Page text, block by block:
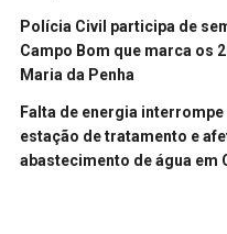
Polícia Civil participa de
Campo Bom que marca os
Maria da Penha
Falta de energia
estação de tratamento e
abastecimento de água em